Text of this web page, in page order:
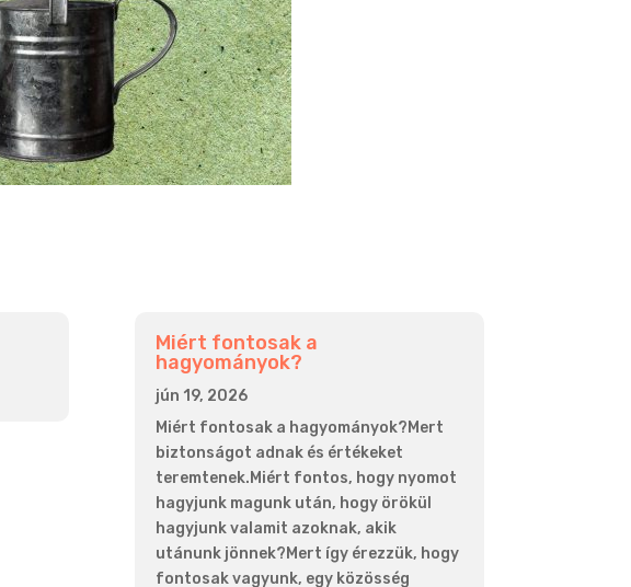
Miért fontosak a
hagyományok?
jún 19, 2026
Miért fontosak a hagyományok?Mert
biztonságot adnak és értékeket
teremtenek.Miért fontos, hogy nyomot
hagyjunk magunk után, hogy örökül
hagyjunk valamit azoknak, akik
utánunk jönnek?Mert így érezzük, hogy
fontosak vagyunk, egy közösség